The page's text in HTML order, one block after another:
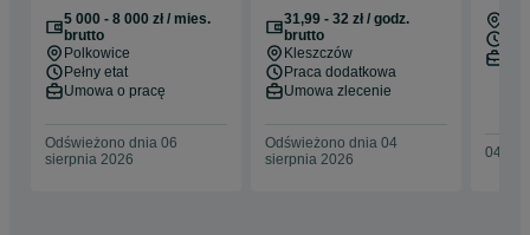
Leadec Polkowice
5 000 - 8 000 zł / mies.
brutto
Polkowice
Pełny etat
Umowa o pracę
Odświeżono dnia 06
sierpnia 2026
Kleszczów
31,99 - 32 zł / godz.
brutto
Kleszczów
Praca dodatkowa
Umowa zlecenie
Odświeżono dnia 04
sierpnia 2026
04